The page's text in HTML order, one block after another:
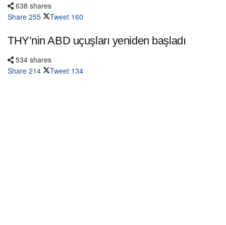
638 shares
Share 255 Tweet 160
THY’nin ABD uçuşları yeniden başladı
534 shares
Share 214 Tweet 134